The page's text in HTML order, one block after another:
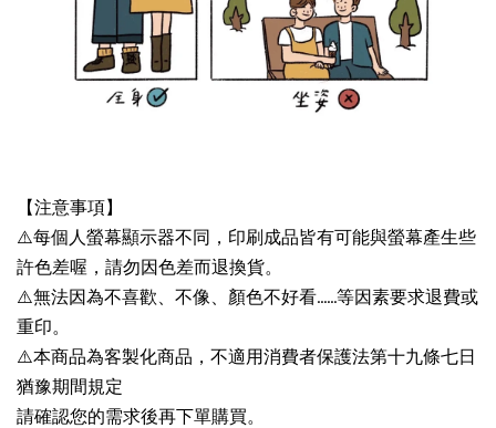
【注意事項】
⚠️每個人螢幕顯示器不同，印刷成品皆有可能與螢幕產生些
許色差喔，請勿因色差而退換貨。
⚠️無法因為不喜歡、不像、顏色不好看......等因素要求退費或
重印。
⚠️本商品為客製化商品，不適用消費者保護法第十九條七日
猶豫期間規定
請確認您的需求後再下單購買。